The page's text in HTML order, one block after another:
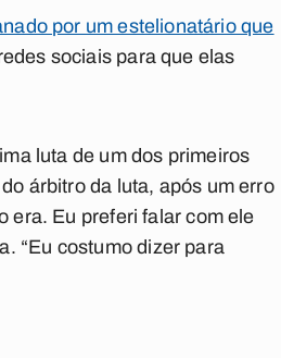
por um estelionatário que
sociais para que elas
luta de um dos primeiros
árbitro da luta, após um erro
era. Eu preferi falar com ele
“Eu costumo dizer para